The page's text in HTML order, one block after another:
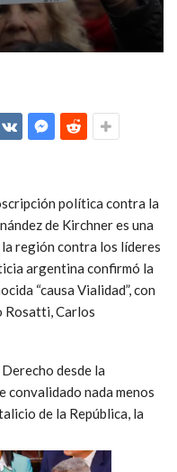
política contra la
de Kirchner es una
región contra los líderes
argentina confirmó la
“causa Vialidad”, con
Rosatti, Carlos
desde la
convalidado nada menos
de la República, la